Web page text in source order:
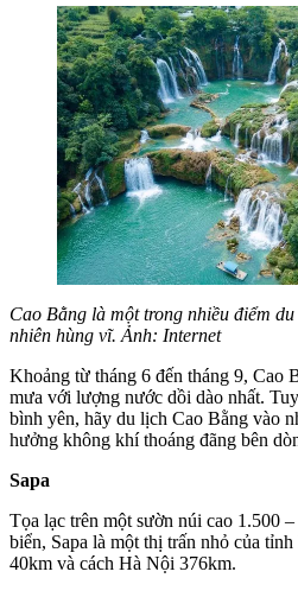
Cao Bằng là một trong nhiều điểm
nhiên hùng vĩ. Ảnh: Internet
Khoảng từ tháng 6 đến tháng 9, Cao
mưa với lượng nước dồi dào nhất.
bình yên, hãy du lịch Cao Bằng vào
hưởng không khí thoáng đãng bên
Sapa
Tọa lạc trên một sườn núi cao 1.500
biển, Sapa là một thị trấn nhỏ của
40km và cách Hà Nội 376km.